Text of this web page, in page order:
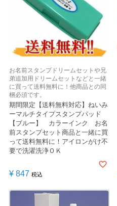
お名前スタンプドリームセットや兄
弟追加用ドリームセットなどと一緒
に買って送料無料に！他商品との同
梱必須です。
期間限定【送料無料対応】ねいみ
ーマルチタイプスタンプパッド
【ブルー】 カラーインク お名
前スタンプセット商品と一緒に買
って送料無料に！アイロンがけ不
要で洗濯洗浄ＯＫ
¥ 847 税込